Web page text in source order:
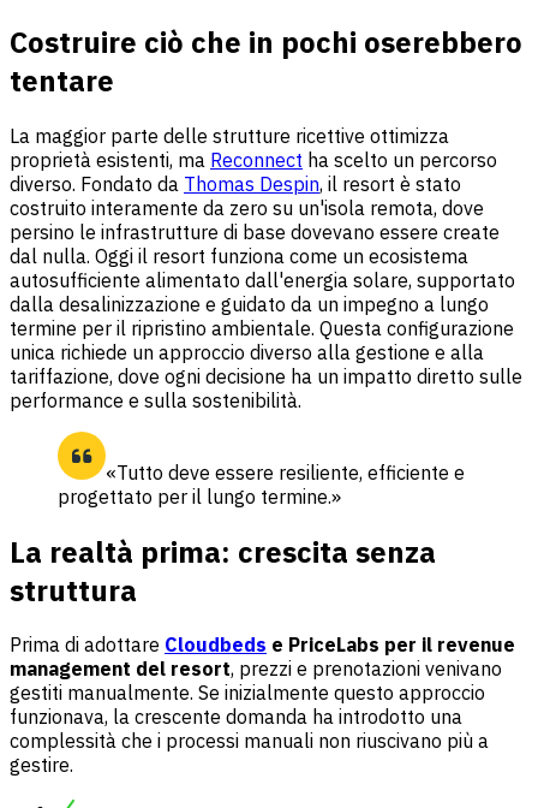
Costruire ciò che in pochi oserebbero
tentare
La maggior parte delle strutture ricettive ottimizza
proprietà esistenti, ma Reconnect ha scelto un percorso
diverso. Fondato da Thomas Despin, il resort è stato
costruito interamente da zero su un'isola remota, dove
persino le infrastrutture di base dovevano essere create
dal nulla. Oggi il resort funziona come un ecosistema
autosufficiente alimentato dall'energia solare, supportato
dalla desalinizzazione e guidato da un impegno a lungo
termine per il ripristino ambientale. Questa configurazione
unica richiede un approccio diverso alla gestione e alla
tariffazione, dove ogni decisione ha un impatto diretto sulle
performance e sulla sostenibilità.
«Tutto deve essere resiliente, efficiente e
progettato per il lungo termine.»
La realtà prima: crescita senza
struttura
Prima di adottare Cloudbeds e PriceLabs per il revenue
management del resort, prezzi e prenotazioni venivano
gestiti manualmente. Se inizialmente questo approccio
funzionava, la crescente domanda ha introdotto una
complessità che i processi manuali non riuscivano più a
gestire.